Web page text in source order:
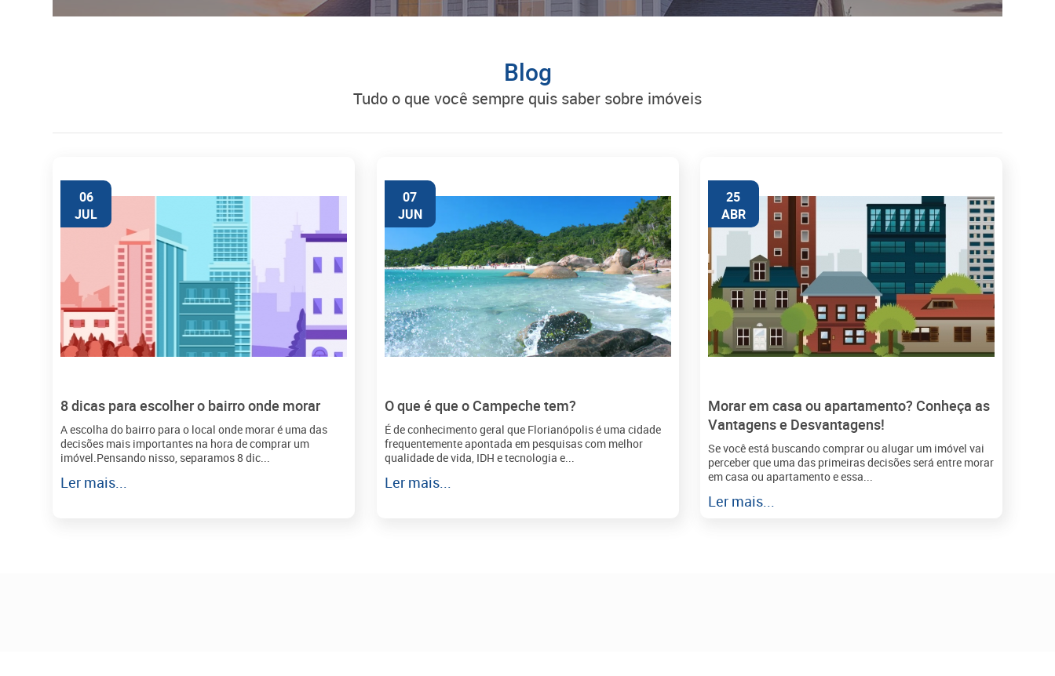
Blog
tudo o que você sempre quis saber sobre imóveis
06
JUL
8 dicas para escolher o bairro onde morar
A escolha do bairro para o local onde morar é uma das
decisões mais importantes na hora de comprar um
imóvel.Pensando nisso, separamos 8 dic...
Ler mais...
07
JUN
O que é que o Campeche tem?
É de conhecimento geral que Florianópolis é uma cidade
frequentemente apontada em pesquisas com melhor
qualidade de vida, IDH e tecnologia e...
Ler mais...
25
ABR
Morar em casa ou apartamento? Conheça as
Vantagens e Desvantagens!
Se você está buscando comprar ou alugar um imóvel vai
perceber que uma das primeiras decisões será entre morar
em casa ou apartamento e essa...
Ler mais...